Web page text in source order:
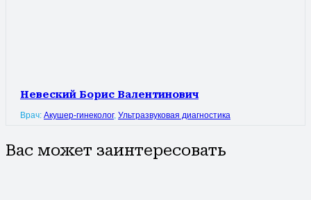
Невеский Борис Валентинович
Врач: Акушер-гинеколог, Ультразвуковая диагностика
Вас может заинтересовать